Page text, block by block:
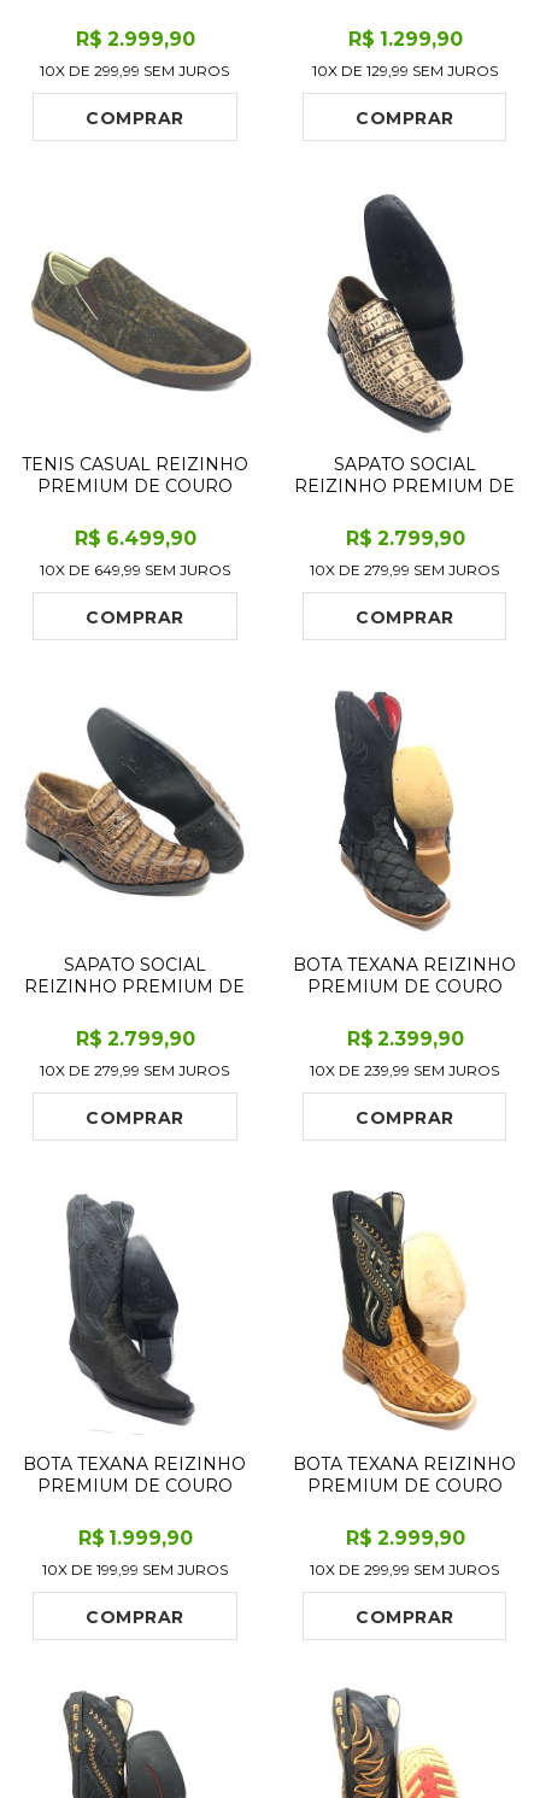
LIMITED EDITION - CANO
ALTO, BICO REDONDO -
SOLADO X-FLEX
ARTESANAL
R$ 2.999,90
10X DE299,99 SEM JUROS
COMPRAR
IMITAÇÃO DE LAGARTO
PRETO LIMITED EDITION
- CANO CURTO, BICO
QUADRADO MÉDIO -
SOLADO DE COURO
ARTESANAL
R$ 1.299,90
10X DE 129,99 SEM JUROS
COMPRAR
TENIS CASUAL REIZINHO
PREMIUM DE COURO
YELLOWSTONE LIMITED
EDITION - CANO CURTO,
BICO QUADRADO
REDONDO - SOLADO
SNEAKER
R$ 6.499,90
10X DE 649,99 SEM JUROS
COMPRAR
SAPATO SOCIAL
REIZINHO PREMIUM DE
DESERT QUEST LIMITED
EDITION - CANO CURTO,
BICO QUADRADO MÉDIO
- SOLADO DE COURO
ARTESANAL
R$ 2.799,90
10X DE279,99 SEM JUROS
COMPRAR
SAPATO SOCIAL
REIZINHO PREMIUM DE
TABACO LIMITED
EDITION - CANO CURTO,
BICO QUADRADO MÉDIO
- SOLADO DE COURO
ARTESANAL
R$ 2.799,90
10X DE279,99 SEM JUROS
COMPRAR
BOTA TEXANA REIZINHO
PREMIUM DE COURO
PRETO LIMITED EDITION
- CANO ALTO, BICO
QUADRADO - SOLADO
DE COURO ARTESANAL
R$ 2.399,90
10X DE239,99 SEM JUROS
COMPRAR
BOTA TEXANA REIZINHO
PREMIUM DE COURO
FURRY LIMITED EDITION
- CANO ALTO, BICO FINO
QUADRADINHO -
SOLADO DE COURO
ARTESANAL
R$ 1.999,90
10X DE 199,99 SEM JUROS
COMPRAR
BOTA TEXANA REIZINHO
PREMIUM DE COURO
HAVANA LIMITED
EDITION - CANO ALTO,
BICO QUADRADO -
SOLADO DE COURO
ARTESANAL
R$ 2.999,90
10X DE299,99 SEM JUROS
COMPRAR